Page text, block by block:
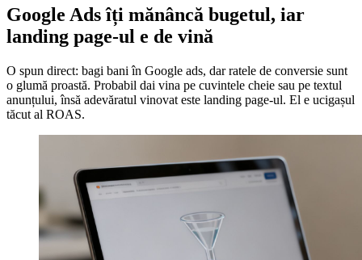
Google Ads îți mănâncă bugetul, iar
landing page-ul e de vină
O spun direct: bagi bani în Google ads, dar ratele de conversie sunt
o glumă proastă. Probabil dai vina pe cuvintele cheie sau pe textul
anunțului, însă adevăratul vinovat este landing page-ul. El e ucigașul
tăcut al ROAS.